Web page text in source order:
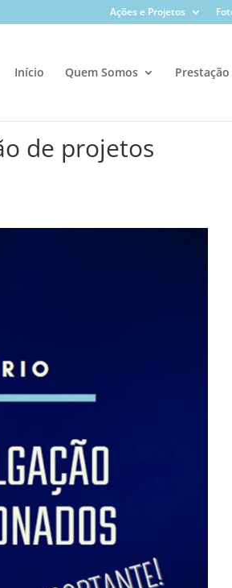
Ações e Projetos
Início Quem Somos
de projetos